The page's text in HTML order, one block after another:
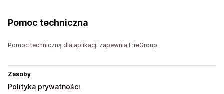
Pomoc techniczna
Pomoc techniczną dla aplikacji zapewnia FireGroup.
Zasoby
Polityka prywatności